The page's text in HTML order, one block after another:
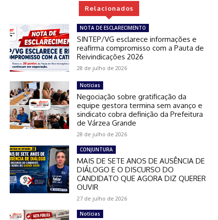
Relacionados
NOTA DE ESCLARECIMENTO
SINTEP/VG esclarece informações e
reafirma compromisso com a Pauta de
Reivindicações 2026
28 de julho de 2026
Notícias
Negociação sobre gratificação da
equipe gestora termina sem avanço e
sindicato cobra definição da Prefeitura
de Várzea Grande
28 de julho de 2026
CONJUNTURA
MAIS DE SETE ANOS DE AUSÊNCIA DE
DIÁLOGO E O DISCURSO DO
CANDIDATO QUE AGORA DIZ QUERER
OUVIR
27 de julho de 2026
Notícias